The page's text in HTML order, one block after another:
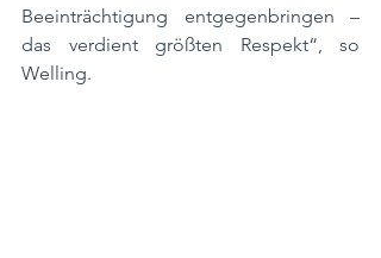
Beeinträchtigung entgegenbringen –
das verdient größten Respekt“, so
Welling.